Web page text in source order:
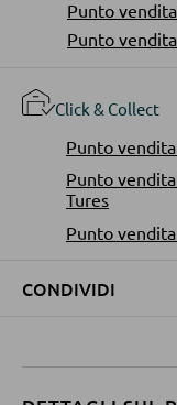
Mensole
Punto
Punto
Click & Collect
Punto
Punto
Tures
Punto
CONDIVIDI